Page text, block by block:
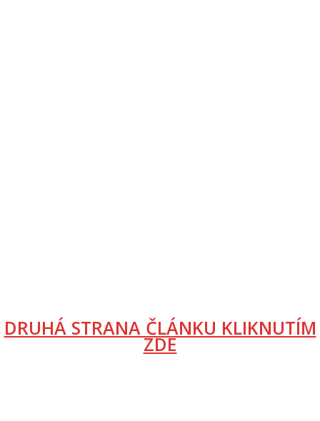
DRUHÁ STRANA ČLÁNKU KLIKNUTÍM
ZDE